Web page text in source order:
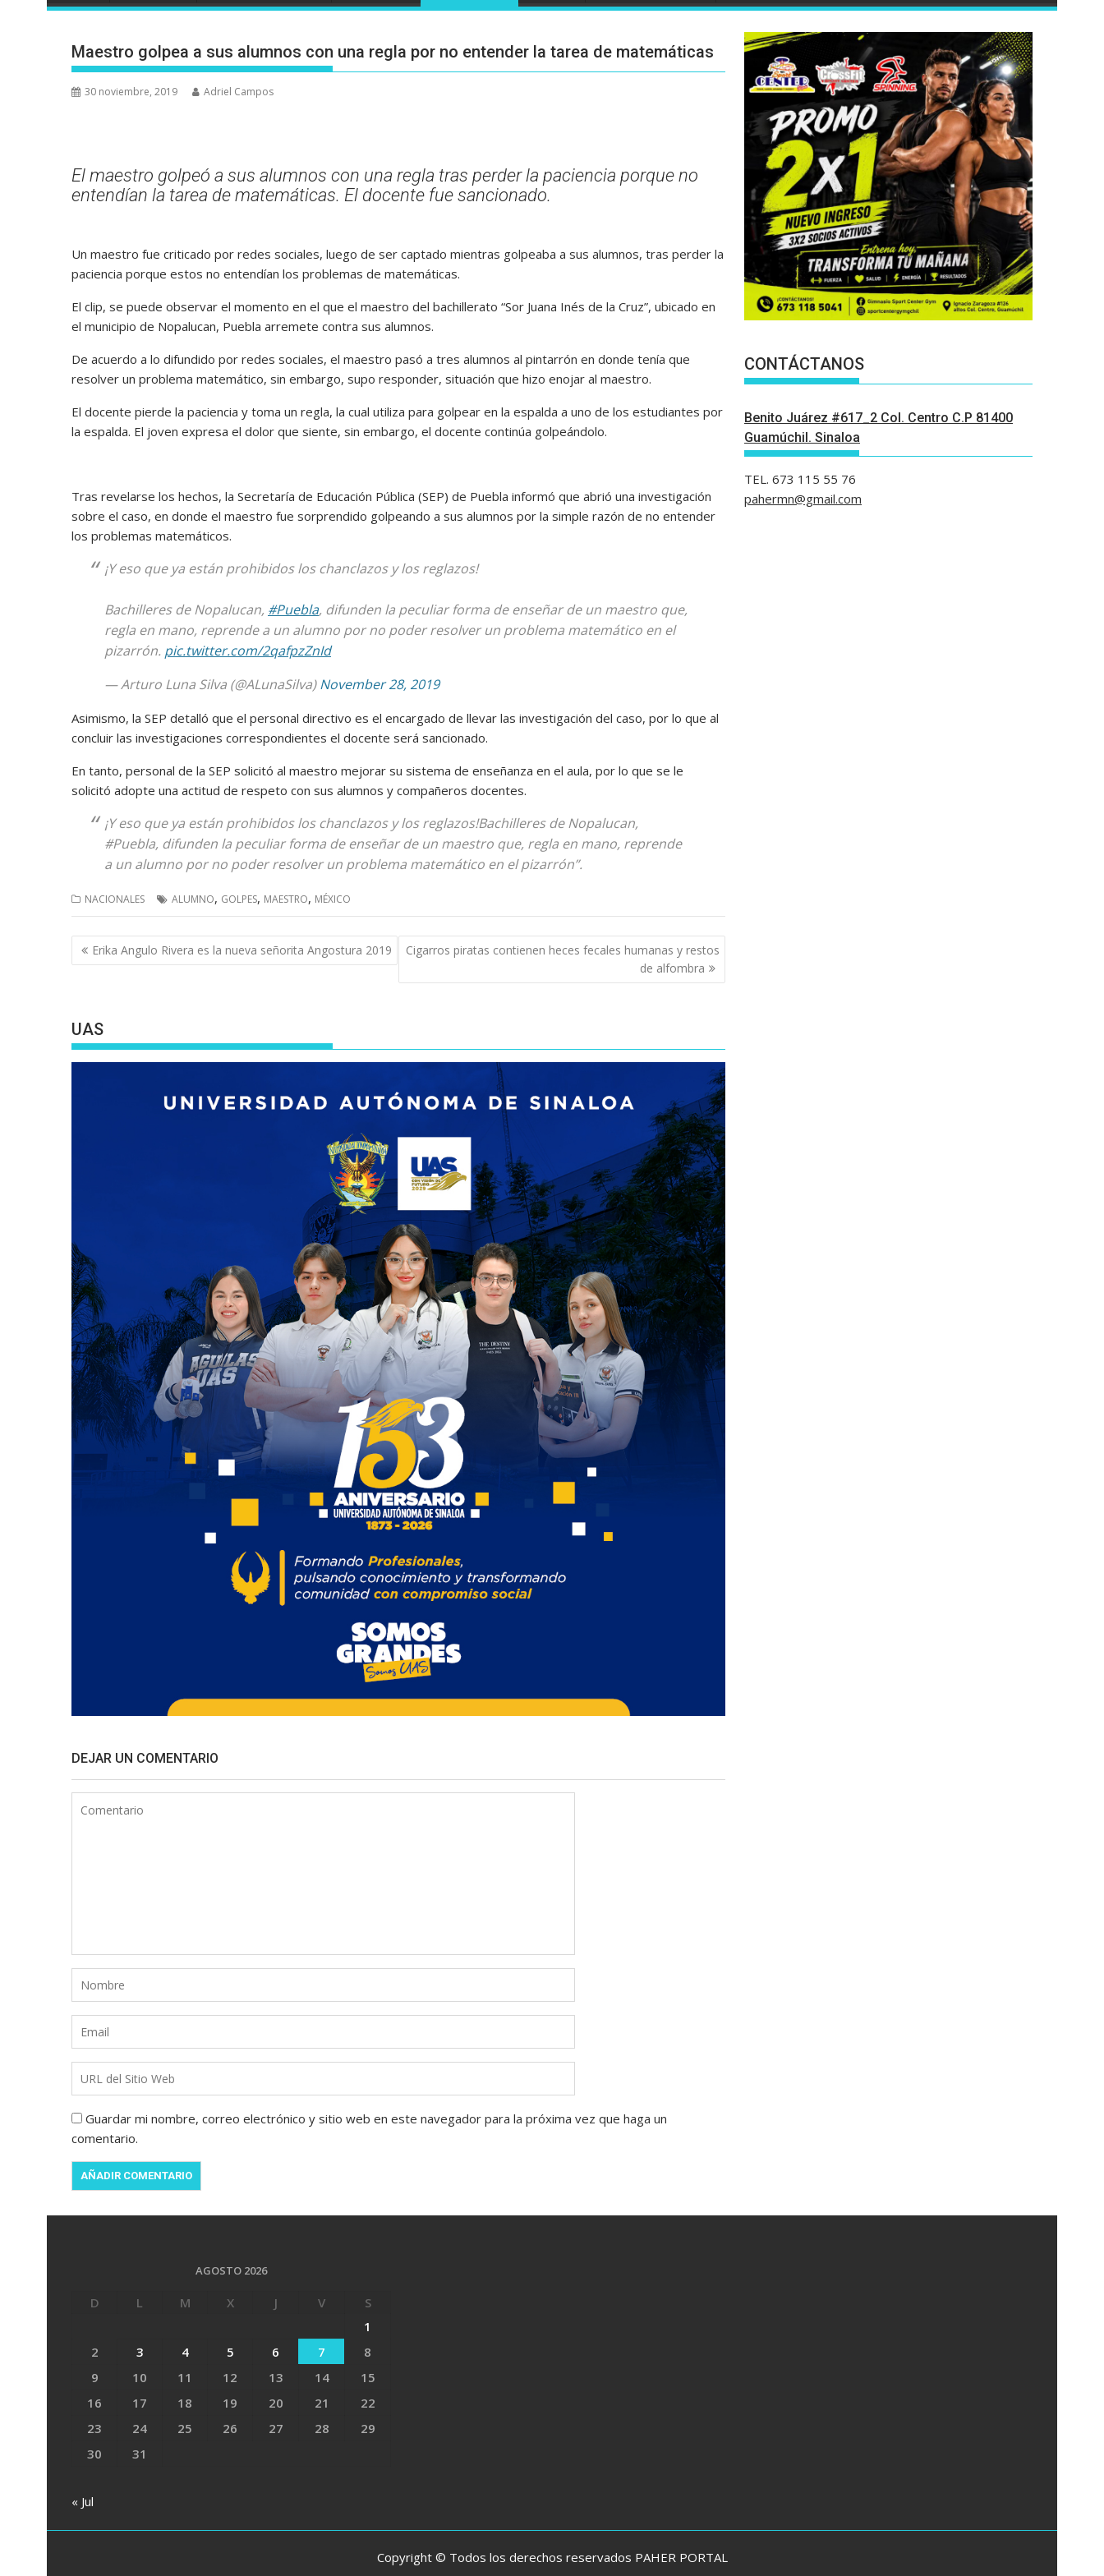
Maestro golpea a sus alumnos con una regla por no entender la tarea de matemáticas
30 noviembre, 2019 Adriel Campos
El maestro golpeó a sus alumnos con una regla tras perder la paciencia porque no
entendían la tarea de matemáticas. El docente fue sancionado.
Un maestro fue criticado por redes sociales, luego de ser captado mientras golpeaba a sus alumnos, tras perder la
paciencia porque estos no entendían los problemas de matemáticas.
El clip, se puede observar el momento en el que el maestro del bachillerato “Sor Juana Inés de la Cruz”, ubicado en
el municipio de Nopalucan, Puebla arremete contra sus alumnos.
De acuerdo a lo difundido por redes sociales, el maestro pasó a tres alumnos al pintarrón en donde tenía que
resolver un problema matemático, sin embargo, supo responder, situación que hizo enojar al maestro.
El docente pierde la paciencia y toma un regla, la cual utiliza para golpear en la espalda a uno de los estudiantes por
la espalda. El joven expresa el dolor que siente, sin embargo, el docente continúa golpeándolo.
Tras revelarse los hechos, la Secretaría de Educación Pública (SEP) de Puebla informó que abrió una investigación
sobre el caso, en donde el maestro fue sorprendido golpeando a sus alumnos por la simple razón de no entender
los problemas matemáticos.
¡Y eso que ya están prohibidos los chanclazos y los reglazos!
Bachilleres de Nopalucan, #Puebla, difunden la peculiar forma de enseñar de un maestro que,
regla en mano, reprende a un alumno por no poder resolver un problema matemático en el
pizarrón. pic.twitter.com/2qafpzZnId
— Arturo Luna Silva (@ALunaSilva)November 28, 2019
Asimismo, la SEP detalló que el personal directivo es el encargado de llevar las investigación del caso, por lo que al
concluir las investigaciones correspondientes el docente será sancionado.
En tanto, personal de la SEP solicitó al maestro mejorar su sistema de enseñanza en el aula, por lo que se le
solicitó adopte una actitud de respeto con sus alumnos y compañeros docentes.
¡Y eso que ya están prohibidos los chanclazos y los reglazos!Bachilleres de Nopalucan,
#Puebla, difunden la peculiar forma de enseñar de un maestro que, regla en mano, reprende
a un alumno por no poder resolver un problema matemático en el pizarrón”.
NACIONALES ALUMNO, GOLPES, MAESTRO, MÉXICO
Navegación
de
Erika Angulo Rivera es la nueva señorita Angostura 2019
Cigarros piratas contienen heces fecales humanas y restos
de alfombra
UAS
DEJAR UN COMENTARIO
Guardar mi nombre, correo electrónico y sitio web en este navegador para la próxima vez que haga un
comentario.
CONTÁCTANOS
Benito Juárez #617_2 Col. Centro C.P 81400
Guamúchil. Sinaloa
TEL. 673 115 55 76
pahermn@gmail.com
AGOSTO 2026
D L M X J V
S
1
2
3 4 5 6 7
8
9
10 11 12 13 14
15
16
17 18 19 20 21
22
23
24 25 26 27 28
29
30
31
« Jul
Copyright © Todos los derechos reservados PAHER PORTAL